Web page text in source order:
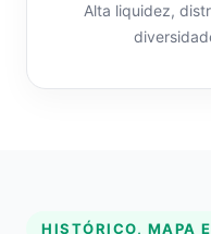
Alta liquidez,
HISTÓRICO, MAPA